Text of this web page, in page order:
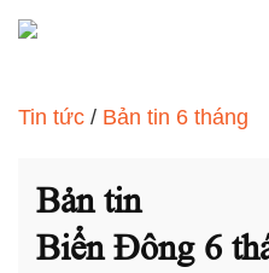
Tin tức / Bản tin 6 tháng
Bản tin
Biển Đông 6